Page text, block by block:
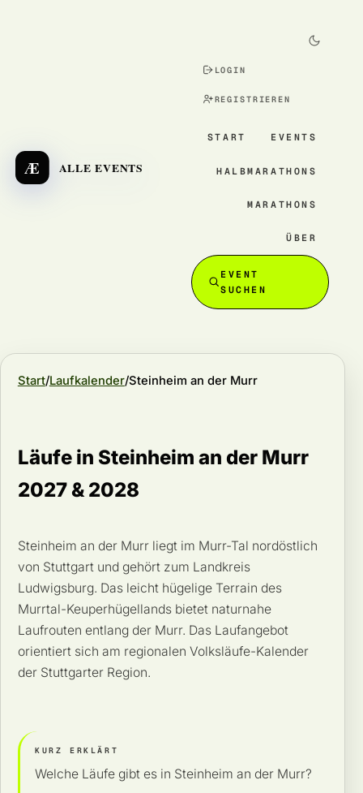
Æ ALLE EVENTS
LOGIN
REGISTRIEREN
START EVENTS
HALBMARATHONS
MARATHONS
ÜBER
EVENT
SUCHEN
Start Laufkalender Steinheim an der Murr
Läufe in Steinheim an der Murr
2027 & 2028
Steinheim an der Murr liegt im Murr-Tal nordöstlich
von Stuttgart und gehört zum Landkreis
Ludwigsburg. Das leicht hügelige Terrain des
Murrtal-Keuperhügellands bietet naturnahe
Laufrouten entlang der Murr. Das Laufangebot
orientiert sich am regionalen Volksläufe-Kalender
der Stuttgarter Region.
KURZ ERKLÄRT
Welche Läufe gibt es in Steinheim an der Murr?